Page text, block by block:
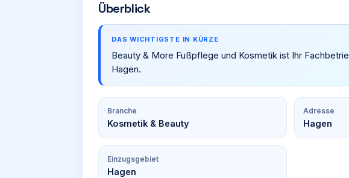
Überblick
DAS WICHTIGSTE IN KÜRZE
Beauty & More Fußpflege und Kosmetik ist Ihr
Hagen.
Branche
Kosmetik & Beauty
Adresse
Hagen
Einzugsgebiet
Hagen